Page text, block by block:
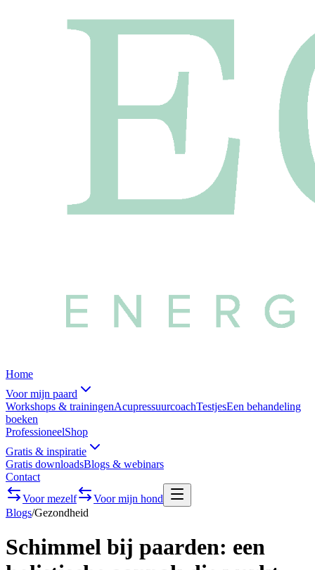
Home
Voor mijn paard
Workshops & trainingenAcupressuurcoachTestjesEen behandeling
boeken
ProfessioneelShop
Gratis & inspiratie
Gratis downloadsBlogs & webinars
Contact
Voor mezelf
Voor mijn hond
Blogs/Gezondheid
Schimmel bij paarden: een